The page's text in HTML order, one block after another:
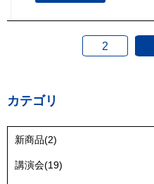
2
カテゴリ
新商品(2)
講演会(19)